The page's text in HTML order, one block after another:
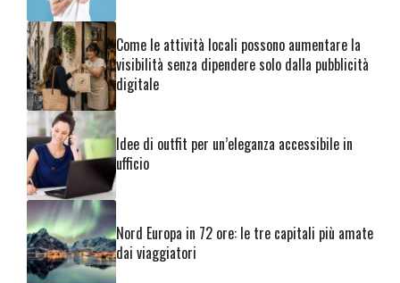
Come le attività locali possono aumentare la
visibilità senza dipendere solo dalla pubblicità
digitale
Idee di outfit per un’eleganza accessibile in
ufficio
Nord Europa in 72 ore: le tre capitali più amate
dai viaggiatori